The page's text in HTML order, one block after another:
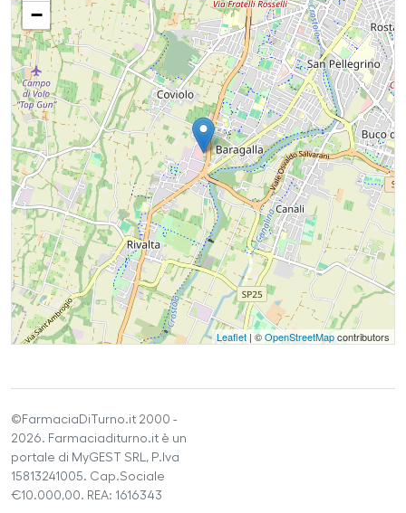
−
Leaflet| ©OpenStreetMapcontributors
©FarmaciaDiTurno.it 2000 -
2026. Farmaciaditurno.it è un
portale di MyGEST SRL, P.Iva
15813241005. Cap.Sociale
€10.000,00. REA: 1616343